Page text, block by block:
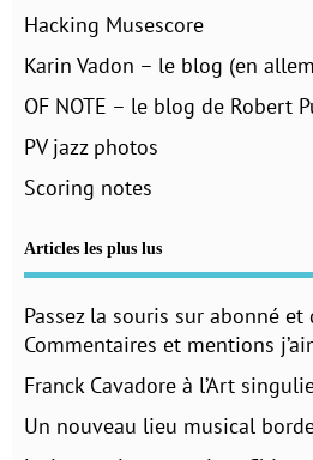
Hacking Musescore
Karin Vadon – le blog (en
OF NOTE – le blog de Robert
PV jazz photos
Scoring notes
Articles les plus lus
Passez la souris sur abonné et
Commentaires et mentions
Franck Cavadore à l’Art
Un nouveau lieu musical